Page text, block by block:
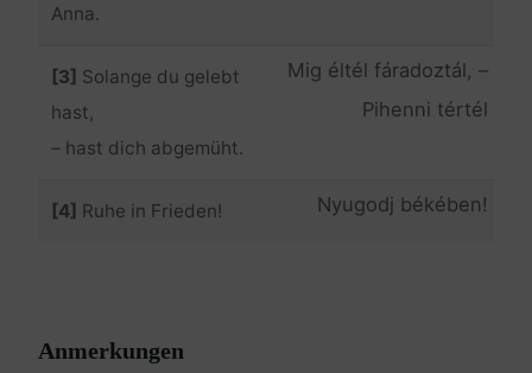
Anna.
[3] Solange du gelebt
hast,
– hast dich abgemüht.
Mig éltél fáradoztál, –
Pihenni tértél
[4] Ruhe in Frieden! !Nyugodj békében
Anmerkungen